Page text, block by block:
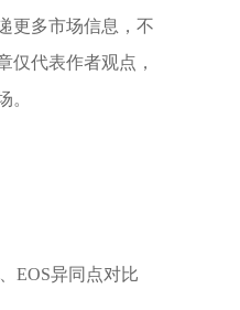
更多市场信息，不
仅代表作者观点，
。
EOS异同点对比